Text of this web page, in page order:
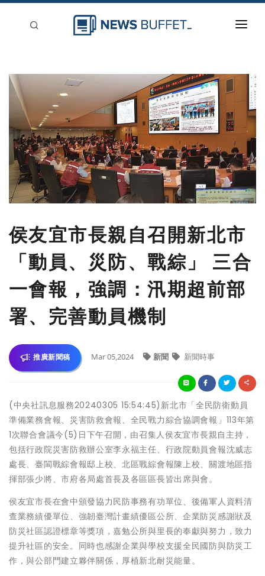
新聞稿分類
刊登
侯友宜市長親自召開新北市
「動員、災防、戰綜」 三合
一會報，強調：汛期超前部
署、完善動員機制
推廣新聞稿 Mar 05,2024 新聞 新聞時事
(中央社訊息服務20240305 15:54:45)新北市「全民防衛動員
準備業務會報、災害防救會報、全民戰力綜合協調會報」113年第
1次聯合會議今(5)日下午召開，由召集人侯友宜市長親自主持，
包括行政院災害防救辦公室李永福主任、行政院動員會報沈威志
處長、臺閩戰綜會報邸上校、北區戰綜會報陳上校、關渡地區指
揮部張少將、市府各局處首長及各區區長皆出席與會。
侯友宜市長在會中頒發協力民防事務有功單位、後備軍人資料清
查業務績優單位、強韌臺灣計畫績優區公所、企業防災感謝狀及
防災社區認證標章等獎項，嘉勉公所與里長的奉獻與努力，致力
提升社區的安全。同時也感謝企業與學校支援全民國防與防災工
作，與公部門建立夥伴關係，厚植新北耐災能量。